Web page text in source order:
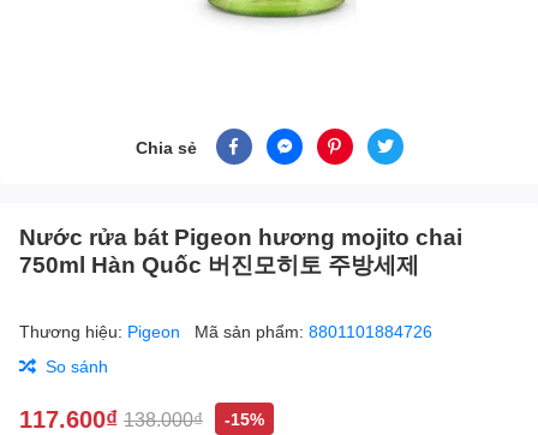
Chia sẻ
Nước rửa bát Pigeon hương mojito chai
750ml Hàn Quốc 버진모히토 주방세제
Thương hiệu: Pigeon Mã sản phẩm: 8801101884726
So sánh
117.600₫ 138.000₫
-15%